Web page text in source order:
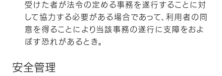
受けた者が法令の定める事務を遂行することに対
して協力する必要がある場合であって、利用者の同
意を得ることにより当該事務の遂行に支障をおよ
ぼす恐れがあるとき。
安全管理